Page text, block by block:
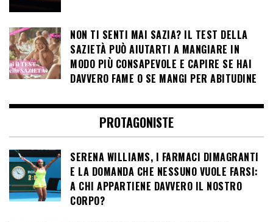
NON TI SENTI MAI SAZIA? IL TEST DELLA
SAZIETÀ PUÒ AIUTARTI A MANGIARE IN
MODO PIÙ CONSAPEVOLE E CAPIRE SE HAI
DAVVERO FAME O SE MANGI PER ABITUDINE
PROTAGONISTE
SERENA WILLIAMS, I FARMACI DIMAGRANTI
E LA DOMANDA CHE NESSUNO VUOLE FARSI:
A CHI APPARTIENE DAVVERO IL NOSTRO
CORPO?